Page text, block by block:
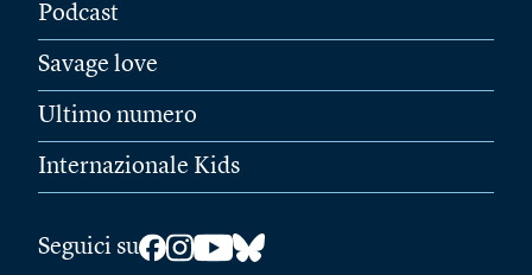
Podcast
Savage love
Ultimo numero
Internazionale Kids
Seguici su